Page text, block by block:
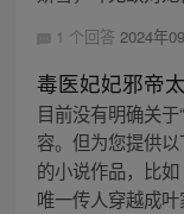
1 个回答 2024年
毒医妃妃邪帝
目前没有明确关
容。但为您提供
的小说作品，比
唯一传人穿越成